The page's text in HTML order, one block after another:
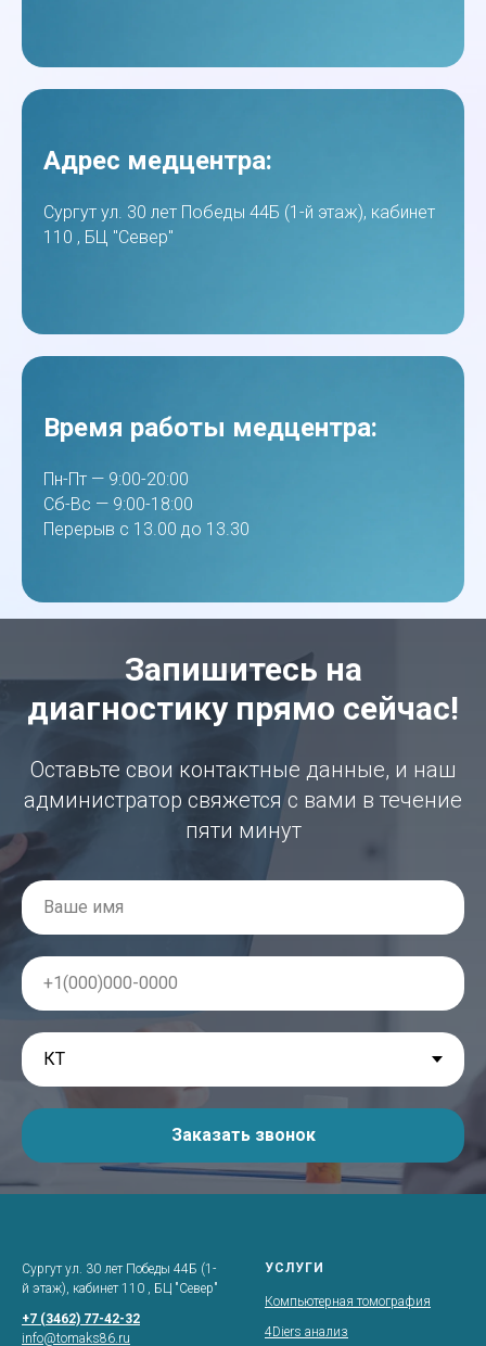
Адрес медцентра:
Сургут ул. 30 лет Победы 44Б (1-й этаж), кабинет
110 , БЦ "Север"
Время работы медцентра:
Пн-Пт — 9:00-20:00
Сб-Вс — 9:00-18:00
Перерыв с 13.00 до 13.30
Запишитесь на
диагностику прямо сейчас!
Оставьте свои контактные данные, и наш
администратор свяжется с вами в течение
пяти минут
Заказать звонок
Сургут ул. 30 лет Победы 44Б (1-
й этаж), кабинет 110 , БЦ "Север"
+7 (3462) 77-42-32
info@tomaks86.ru
УСЛУГИ
Компьютерная томография
4Diers анализ